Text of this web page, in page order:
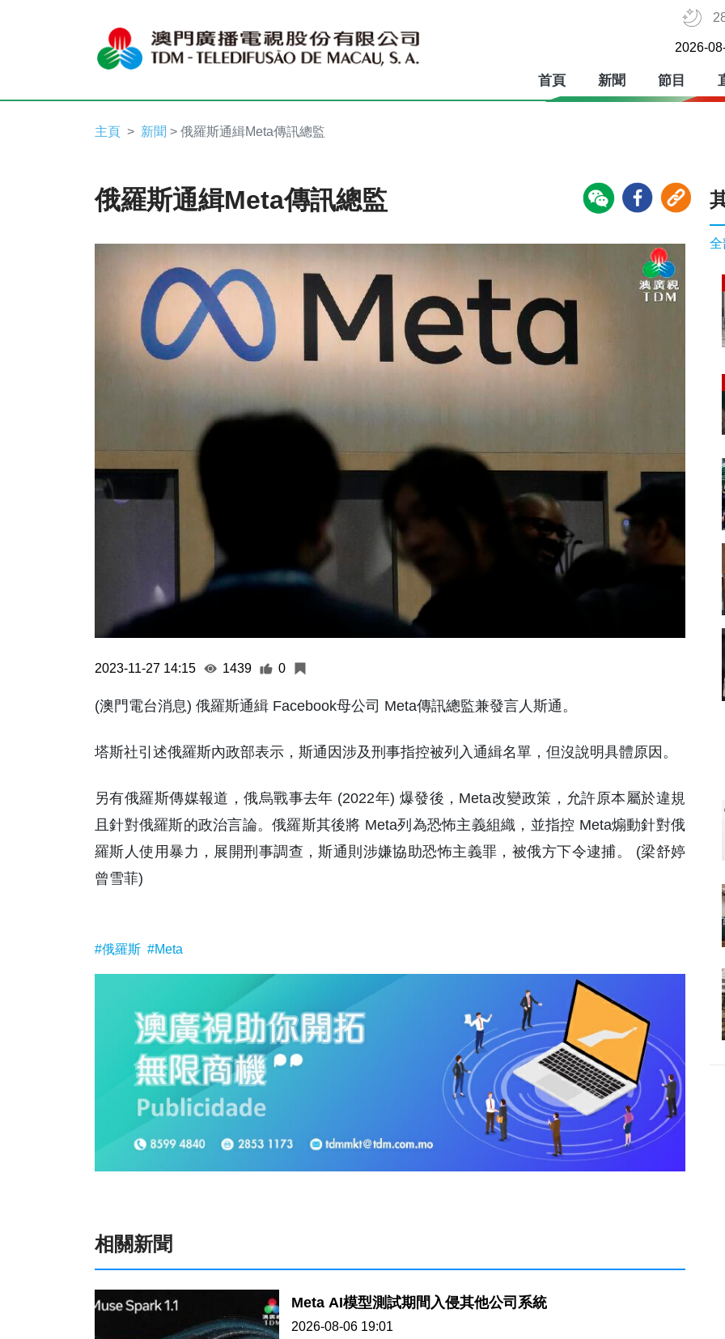
2026-
首頁 新聞 節目
主頁 新聞 > 俄羅斯通緝Meta傳訊總監
俄羅斯通緝Meta傳訊總監
2023-11-27 14:15 1439 0
(澳門電台消息) 俄羅斯通緝 Facebook母公司 Meta傳訊總監兼發言人斯通。
塔斯社引述俄羅斯內政部表示，斯通因涉及刑事指控被列入通緝名單，但沒說明具體原因。
另有俄羅斯傳媒報道，俄烏戰事去年 (2022年) 爆發後，Meta改變政策，允許原本屬於違規
且針對俄羅斯的政治言論。俄羅斯其後將 Meta列為恐怖主義組織，並指控 Meta煽動針對俄
羅斯人使用暴力，展開刑事調查，斯通則涉嫌協助恐怖主義罪，被俄方下令逮捕。 (梁舒婷
曾雪菲)
#俄羅斯 #Meta
相關新聞
Meta AI模型測試期間入侵其他公司系統
2026-08-06 19:01
全